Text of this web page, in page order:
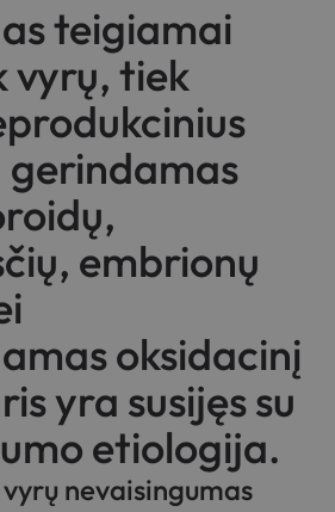
teigiamai
vyrų, tiek
gerindamas
embrionų
oksidacinį
yra susijęs su
etiologija.
nevaisingumas